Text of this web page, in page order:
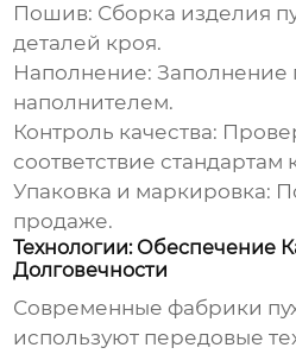
Пошив: Сборка изделия
деталей кроя.
Наполнение: Заполнение
наполнителем.
Контроль качества:
соответствие стандартам
Упаковка и маркировка:
продаже.
Технологии: Обеспечение
Долговечности
Современные фабрики
используют передовые